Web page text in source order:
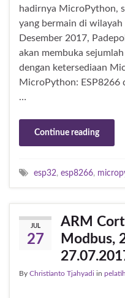
hadirnya MicroPython,
yang bermain di
Desember 2017,
akan membuka
dengan ketersediaan
MicroPython: ESP8266
…
Continue reading
esp32, esp8266,
JUL
27
ARM
Modbus,
By Christianto Tjahyadi in